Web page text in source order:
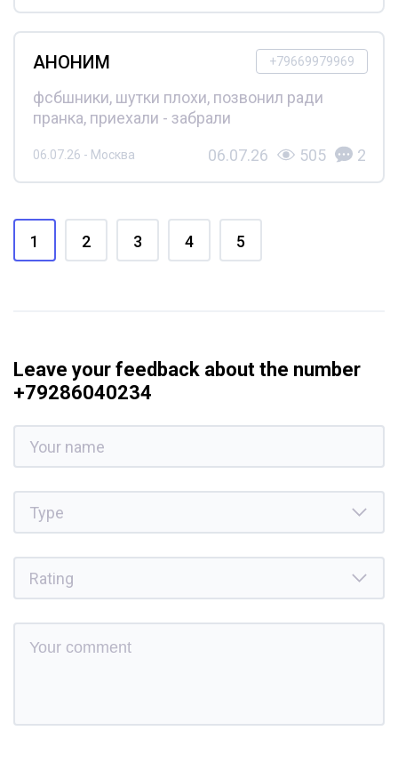
+79669979969
АНОНИМ
фсбшники, шутки плохи, позвонил ради
пранка, приехали - забрали
06.07.26 - Москва 06.07.26 505 2
1 2 3 4 5
Leave your feedback about the number
+79286040234